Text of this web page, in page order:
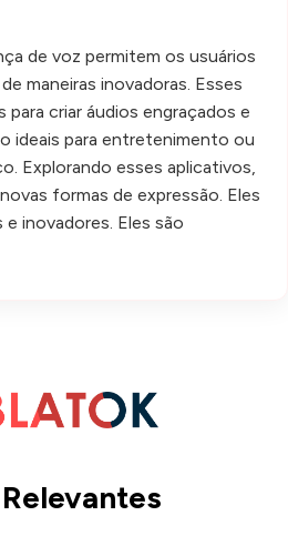
de voz permitem os usuários
maneiras inovadoras. Esses
criar áudios engraçados e
ideais para entretenimento ou
Explorando esses aplicativos,
formas de expressão. Eles
inovadores. Eles são